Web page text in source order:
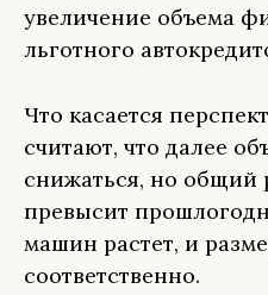
увеличение объема
льготного
Что касается
считают, что далее
снижаться, но общий
превысит
машин растет, и
соответственно.